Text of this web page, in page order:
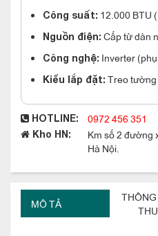
Công suất: 12.000 BTU
Nguồn điện: Cấp từ dàn
Công nghệ: Inverter
Kiểu lắp đặt: Treo tường
HOTLINE: 0972 456 351
Kho HN:
Km số 2 đường
Hà Nội.
MÔ TẢ